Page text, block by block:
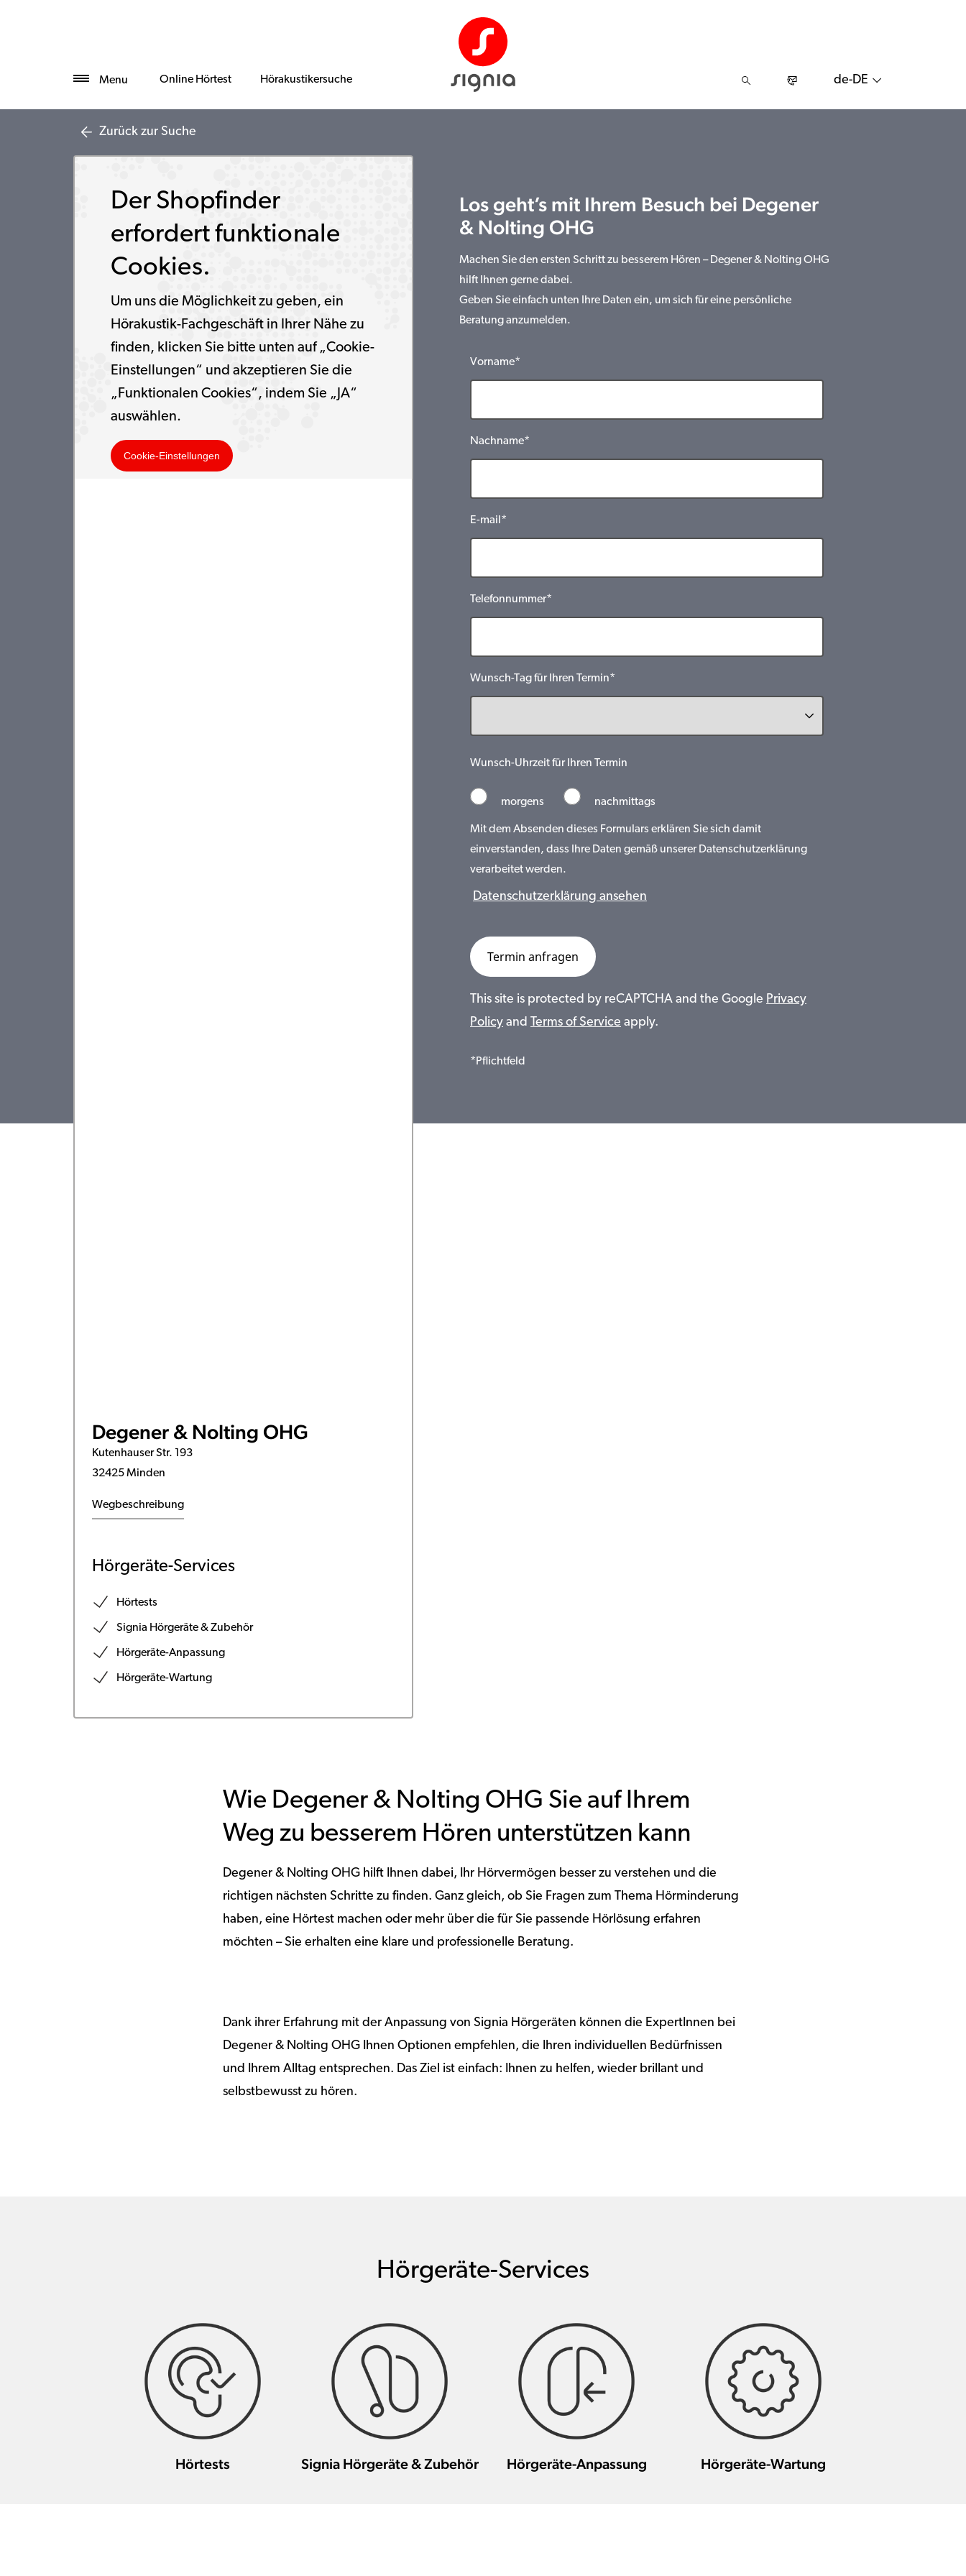
Menu Online Hörtest Hörakustikersuche de-DE
Zurück zur Suche
Der Shopfinder
erfordert funktionale
Cookies.
Um uns die Möglichkeit zu geben, ein
Hörakustik-Fachgeschäft in Ihrer Nähe zu
finden, klicken Sie bitte unten auf „Cookie-
Einstellungen“ und akzeptieren Sie die
„Funktionalen Cookies“, indem Sie „JA“
auswählen.
Cookie-Einstellungen
Degener & Nolting OHG
Kutenhauser Str. 193
32425 Minden
Wegbeschreibung
Hörgeräte-Services
Hörtests
Signia Hörgeräte & Zubehör
Hörgeräte-Anpassung
Hörgeräte-Wartung
Los geht’s mit Ihrem Besuch bei Degener
& Nolting OHG
Machen Sie den ersten Schritt zu besserem Hören – Degener & Nolting OHG
hilft Ihnen gerne dabei.
Geben Sie einfach unten Ihre Daten ein, um sich für eine persönliche
Beratung anzumelden.
Vorname*
Nachname*
E-mail*
Telefonnummer*
Wunsch-Tag für Ihren Termin*
Wunsch-Uhrzeit für Ihren Termin
morgens nachmittags
Mit dem Absenden dieses Formulars erklären Sie sich damit
einverstanden, dass Ihre Daten gemäß unserer Datenschutzerklärung
verarbeitet werden.
Datenschutzerklärung ansehen
This site is protected by reCAPTCHA and the Google Privacy
Policy and Terms of Service apply.
*Pflichtfeld
Wie Degener & Nolting OHG Sie auf Ihrem
Weg zu besserem Hören unterstützen kann
Degener & Nolting OHG hilft Ihnen dabei, Ihr Hörvermögen besser zu verstehen und die
richtigen nächsten Schritte zu finden. Ganz gleich, ob Sie Fragen zum Thema Hörminderung
haben, eine Hörtest machen oder mehr über die für Sie passende Hörlösung erfahren
möchten – Sie erhalten eine klare und professionelle Beratung.
Dank ihrer Erfahrung mit der Anpassung von Signia Hörgeräten können die ExpertInnen bei
Degener & Nolting OHG Ihnen Optionen empfehlen, die Ihren individuellen Bedürfnissen
und Ihrem Alltag entsprechen. Das Ziel ist einfach: Ihnen zu helfen, wieder brillant und
selbstbewusst zu hören.
Hörgeräte-Services
Hörtests Signia Hörgeräte & Zubehör Hörgeräte-Anpassung Hörgeräte-Wartung